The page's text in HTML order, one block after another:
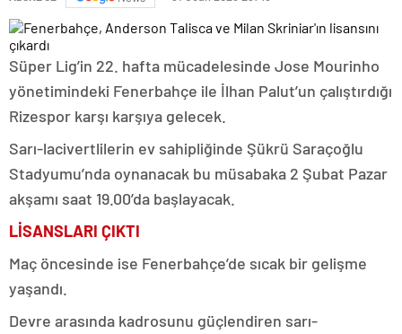
Süper Lig’in 22. hafta mücadelesinde Jose Mourinho
yönetimindeki Fenerbahçe ile İlhan Palut’un çalıştırdığı
Rizespor karşı karşıya gelecek.
Sarı-lacivertlilerin ev sahipliğinde Şükrü Saraçoğlu
Stadyumu’nda oynanacak bu müsabaka 2 Şubat Pazar
akşamı saat 19.00’da başlayacak.
LİSANSLARI ÇIKTI
Maç öncesinde ise Fenerbahçe’de sıcak bir gelişme
yaşandı.
Devre arasında kadrosunu güçlendiren sarı-